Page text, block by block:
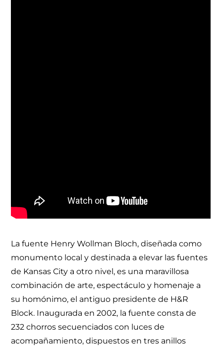
La fuente Henry Wollman Bloch, diseñada como
monumento local y destinada a elevar las fuentes
de Kansas City a otro nivel, es una maravillosa
combinación de arte, espectáculo y homenaje a
su homónimo, el antiguo presidente de H&R
Block. Inaugurada en 2002, la fuente consta de
232 chorros secuenciados con luces de
acompañamiento, dispuestos en tres anillos